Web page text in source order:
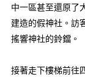
中一區甚至還原了
建造的假神社。訪
搖響神社的鈴鐺。
接著走下樓梯前往